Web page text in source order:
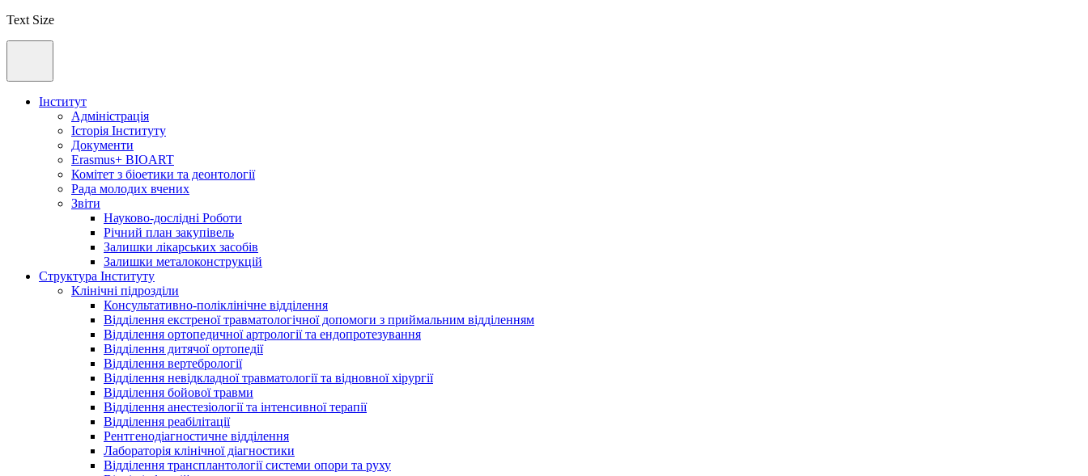
Text Size
Інститут
Адмiнicтрацiя
Історія Інституту
Документи
Erasmus+ BIOART
Комітет з біоетики та деонтології
Рада молодих вчених
Звіти
Науково-дослідні Роботи
Річний план закупівель
Залишки лікарських засобів
Залишки металоконструкцій
Структура Інституту
Клінічні підрозділи
Консультативно-поліклінічне відділення
Відділення екстреної травматологічної допомоги з приймальним відділенням
Відділення ортопедичної артрології та ендопротезування
Відділення дитячої ортопедії
Відділення вертебрології
Відділення невідкладної травматології та відновної хірургії
Відділення бойової травми
Відділення анестезіології та інтенсивної терапії
Відділення реабілітації
Рентгенодіагностичне відділення
Лабораторія клінічної діагностики
Відділення трансплантології системи опори та руху